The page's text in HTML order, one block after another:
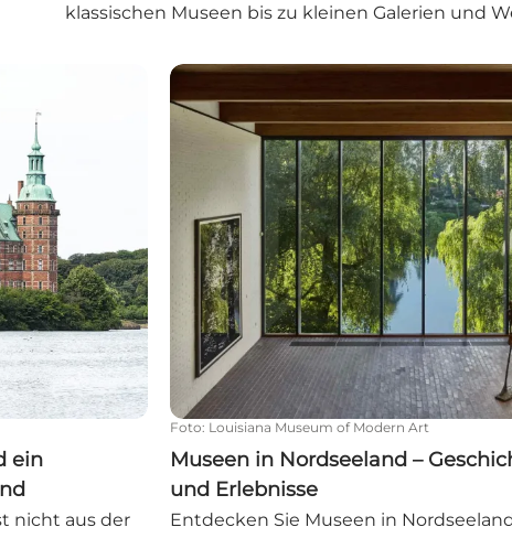
klassischen Museen bis zu kleinen Galerien und
historisches Kloster in Nordseeland
ein
nicht aus der
Museen in Nordseeland – Geschichte,
Foto: Louisiana Museum of Modern Art
Museen in Nordseeland –
und Erlebnisse
Entdecken Sie Museen in